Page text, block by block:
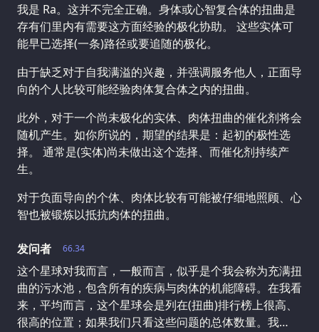
我是 Ra。这并不完全正确。身体或心智复合体的扭曲是
存有们里内有需要这方面经验的极化协助。 这些实体可
能早已选择(一条)路径或要追随的极化。
由于缺乏对于自我满溢的兴趣，并强调服务他人，正面导
向的个人比较可能经验肉体复合体之内的扭曲。
此外，对于一个尚未极化的实体、肉体扭曲的催化剂将会
随机产生。如你所说的，期望的结果是：起初的极性选
择。 通常是(实体)尚未做出这个选择、而催化剂持续产
生。
对于负面导向的个体、肉体比较有可能被仔细地照顾、心
智也被锻炼以抵抗肉体的扭曲。
66.34
发问者
这个星球对我而言，一般而言，似乎是个我会称为充满扭
曲的污水池，包含所有的疾病与肉体的机能障碍。在我看
来，平均而言，这个星球会是列在(扭曲)排行榜上很高、
很高的位置；如果我们只看这些问题的总体数量。我…